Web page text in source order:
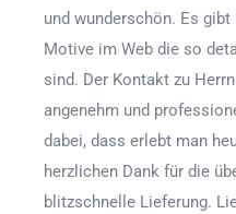
und wunderschön. Es
Motive im Web die so
sind. Der Kontakt zu
angenehm und
dabei, dass erlebt man
herzlichen Dank für die
blitzschnelle Lieferung.